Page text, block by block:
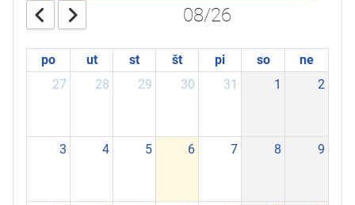
08/26
po ut st št pi so
ne
27
28 29 30 31 1 2
3 4 5 6 7 8 9